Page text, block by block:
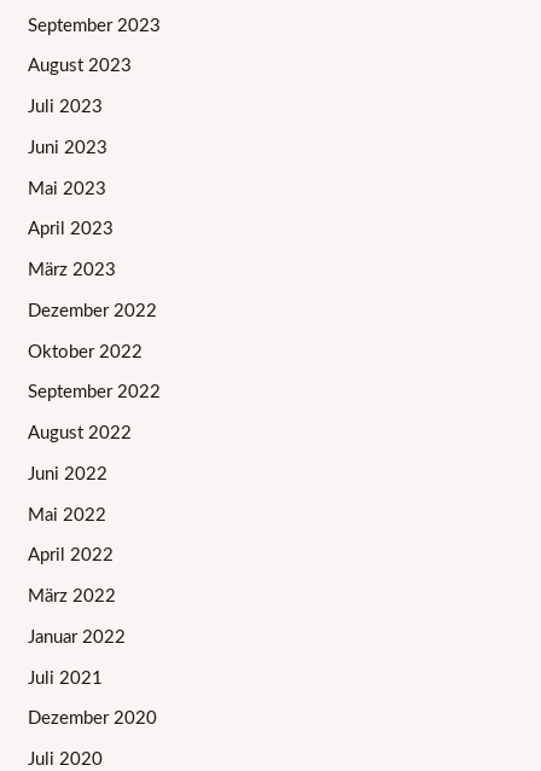
September 2023
August 2023
Juli 2023
Juni 2023
Mai 2023
April 2023
März 2023
Dezember 2022
Oktober 2022
September 2022
August 2022
Juni 2022
Mai 2022
April 2022
März 2022
Januar 2022
Juli 2021
Dezember 2020
Juli 2020